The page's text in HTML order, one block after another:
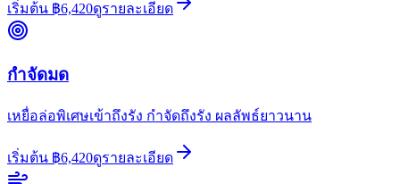
เริ่มต้น ฿6,420ดูรายละเอียด
กำจัดมด
เหยื่อล่อพิเศษเข้าถึงรัง กำจัดถึงรัง ผลลัพธ์ยาวนาน
เริ่มต้น ฿6,420ดูรายละเอียด